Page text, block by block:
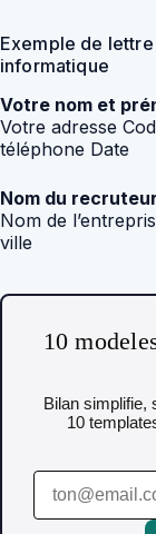
Exemple de
informatique
Votre nom et
Votre adresse
téléphone Date
Nom du recruteur
Nom de
ville
10
Bilan simplifie,
10